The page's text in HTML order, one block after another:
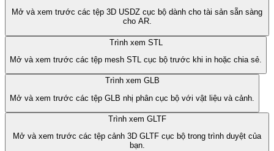
Mở và xem trước các tệp 3D USDZ cục bộ dành cho tài sản sẵn sàng
cho AR.
Trình xem STL
Mở và xem trước các tệp mesh STL cục bộ trước khi in hoặc chia sẻ.
Trình xem GLB
Mở và xem trước các tệp GLB nhị phân cục bộ với vật liệu và cảnh.
Trình xem GLTF
Mở và xem trước các tệp cảnh 3D GLTF cục bộ trong trình duyệt của
bạn.